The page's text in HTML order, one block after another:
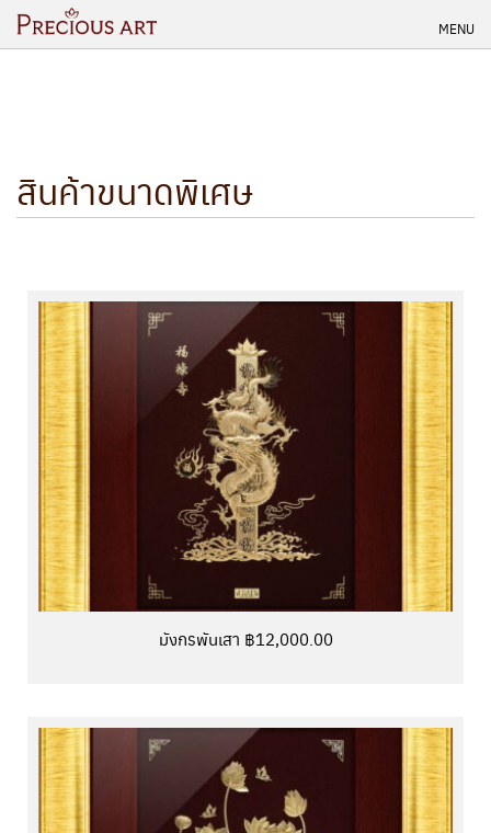
Skip
MENU
สินค้าขนาดพิเศษ
มังกรพันเสา ฿12,000.00